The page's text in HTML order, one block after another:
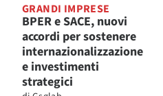
GRANDI IMPRESE
BPER e SACE, nuovi
accordi per sostenere
internazionalizzazione
e investimenti
strategici